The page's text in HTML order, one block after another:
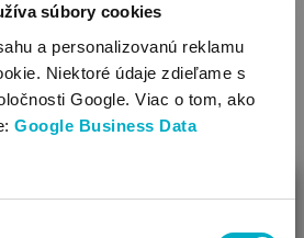
súbory cookies
a personalizovanú reklamu
Niektoré údaje zdieľame s
Google. Viac o tom, ako
Google Business Data